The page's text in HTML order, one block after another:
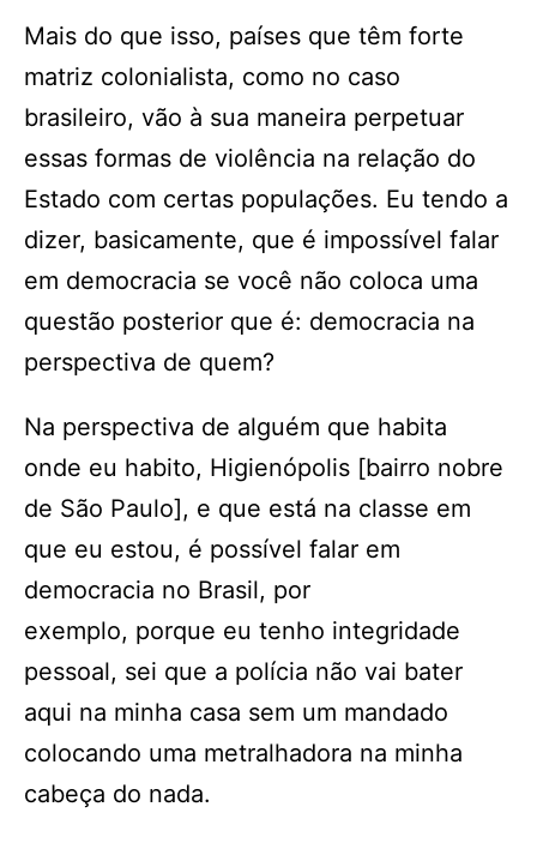
Mais do que isso, países que têm forte
matriz colonialista, como no caso
brasileiro, vão à sua maneira perpetuar
essas formas de violência na relação do
Estado com certas populações. Eu tendo a
dizer, basicamente, que é impossível falar
em democracia se você não coloca uma
questão posterior que é: democracia na
perspectiva de quem?
Na perspectiva de alguém que habita
onde eu habito, Higienópolis [bairro nobre
de São Paulo], e que está na classe em
que eu estou, é possível falar em
democracia no Brasil, por
exemplo, porque eu tenho integridade
pessoal, sei que a polícia não vai bater
aqui na minha casa sem um mandado
colocando uma metralhadora na minha
cabeça do nada.